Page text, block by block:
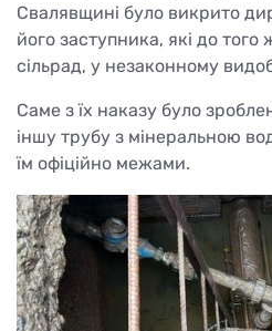
Свалявщині було викрито
його заступника, які до того
сільрад, у незаконному
Саме з їх наказу було
іншу трубу з мінеральною
їм офіційно межами.